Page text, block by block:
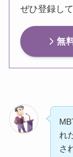
ぜひ登録し
無
れ
さ